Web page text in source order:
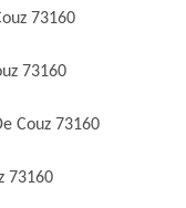
73160
73160
Couz 73160
73160